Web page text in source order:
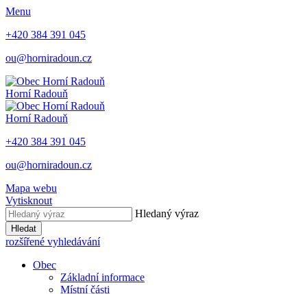
Menu
+420 384 391 045
ou@horniradoun.cz
Horní Radouň
Horní Radouň
+420 384 391 045
ou@horniradoun.cz
Mapa webu
Vytisknout
Hledaný výraz
Hledat
rozšířené vyhledávání
Obec
Základní informace
Místní části